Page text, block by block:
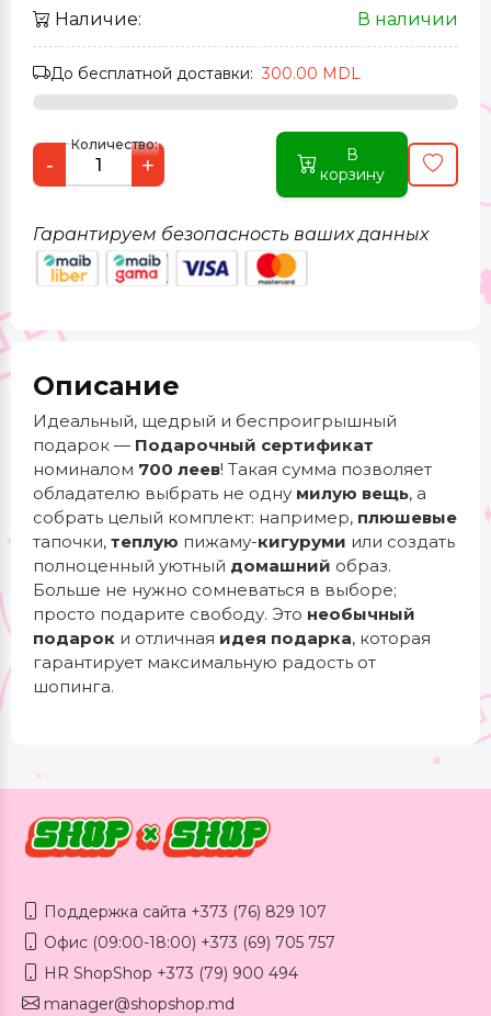
Наличие: В наличии
До бесплатной доставки:300.00 MDL
Количество:
- +
В
корзину
Гарантируем безопасность ваших данных
Описание
Идеальный, щедрый и беспроигрышный
подарок — Подарочный сертификат
номиналом 700 леев! Такая сумма позволяет
обладателю выбрать не одну милую вещь, а
собрать целый комплект: например, плюшевые
тапочки, теплую пижаму-кигуруми или создать
полноценный уютный домашний образ.
Больше не нужно сомневаться в выборе;
просто подарите свободу. Это необычный
подарок и отличная идея подарка, которая
гарантирует максимальную радость от
шопинга.
Поддержка сайта +373 (76) 829 107
Офис (09:00-18:00) +373 (69) 705 757
HR ShopShop +373 (79) 900 494
manager@shopshop.md